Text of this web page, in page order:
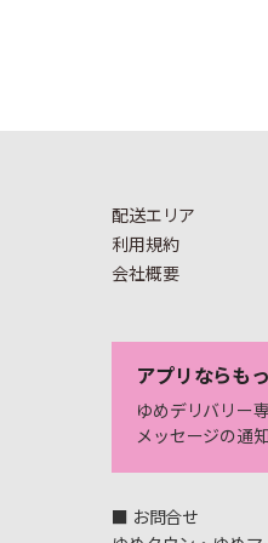
配送エリア
利用規約
会社概要
アプリならも
ゆめデリバリー
メッセージの通
■ お問合せ